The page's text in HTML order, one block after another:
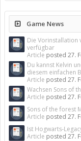
Game News
Die Vorinstallation
verfügbar
Article posted 27.
Du kannst Kelvin
diesem einfachen
Article posted 27.
Wachsen Sons of
Article posted 27.
Sons of the forest
Article posted 27.
Ist Hogwarts-
Article posted 27.